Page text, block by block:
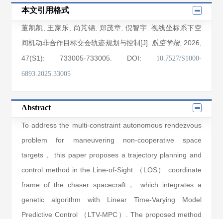
本文引用格式
董凯凯 王家乐 尚芃锦 郑茂章 倪智宇 . 视线坐标系下空
间机动非合作目标交会轨迹规划与控制[J].
航空学报, 2026
47(S1): 733005-733005 DOI: 10.7527/S1000-
6893.2025.33005
Abstract
To address the multi-constraint autonomous rendezvous
problem for maneuvering non-cooperative space
targets， this paper proposes a trajectory planning and
control method in the Line-of-Sight （LOS） coordinate
frame of the chaser spacecraft， which integrates a
genetic algorithm with Linear Time-Varying Model
Predictive Control （LTV-MPC）. The proposed method